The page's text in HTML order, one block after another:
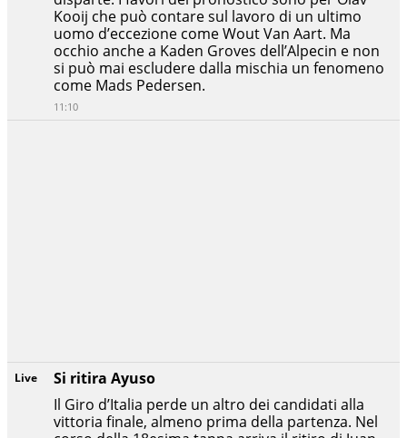
Live
Si ritira Ayuso
Il Giro d’Italia perde un altro dei candidati alla
vittoria finale, almeno prima della partenza. Nel
Kooij che può contare sul lavoro di un ultimo
uomo d’eccezione come Wout Van Aart. Ma
occhio anche a Kaden Groves dell’Alpecin e non
si può mai escludere dalla mischia un fenomeno
come Mads Pedersen.
11:10